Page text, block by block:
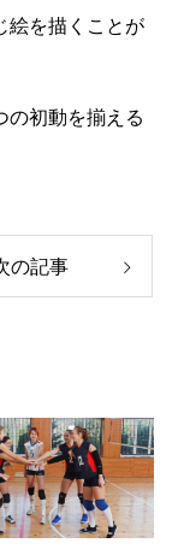
絵を描くことが
の初動を揃える
の記事